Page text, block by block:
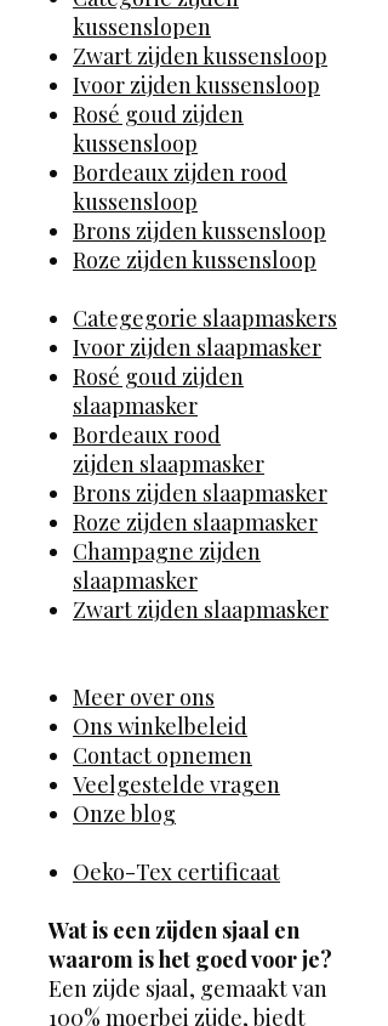
kussenslopen
Zwart zijden kussensloop
Ivoor zijden kussensloop
Rosé goud zijden
kussensloop
Bordeaux zijden rood
kussensloop
Brons zijden kussensloop
Roze zijden kussensloop
Categegorie slaapmaskers
Ivoor zijden slaapmasker
Rosé goud zijden
slaapmasker
Bordeaux rood
zijden slaapmasker
Brons zijden slaapmasker
Roze zijden slaapmasker
Champagne zijden
slaapmasker
Zwart zijden slaapmasker
Meer over ons
Ons winkelbeleid
Contact opnemen
Veelgestelde vragen
Onze blog
Oeko-Tex certificaat
Wat is een zijden sjaal en
waarom is het goed voor je?
Een zijde sjaal, gemaakt van
100% moerbei zijde,biedt